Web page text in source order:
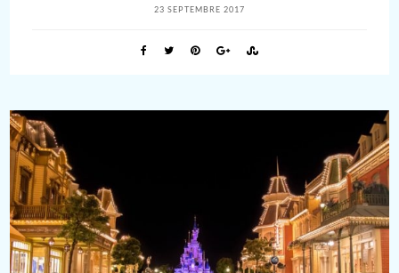
23 SEPTEMBRE 2017